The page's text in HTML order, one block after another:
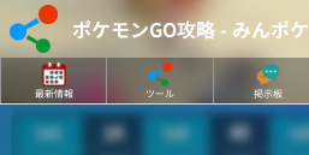
ポケモンGO攻略 - みんポケ
最新情報 ツール 掲示板